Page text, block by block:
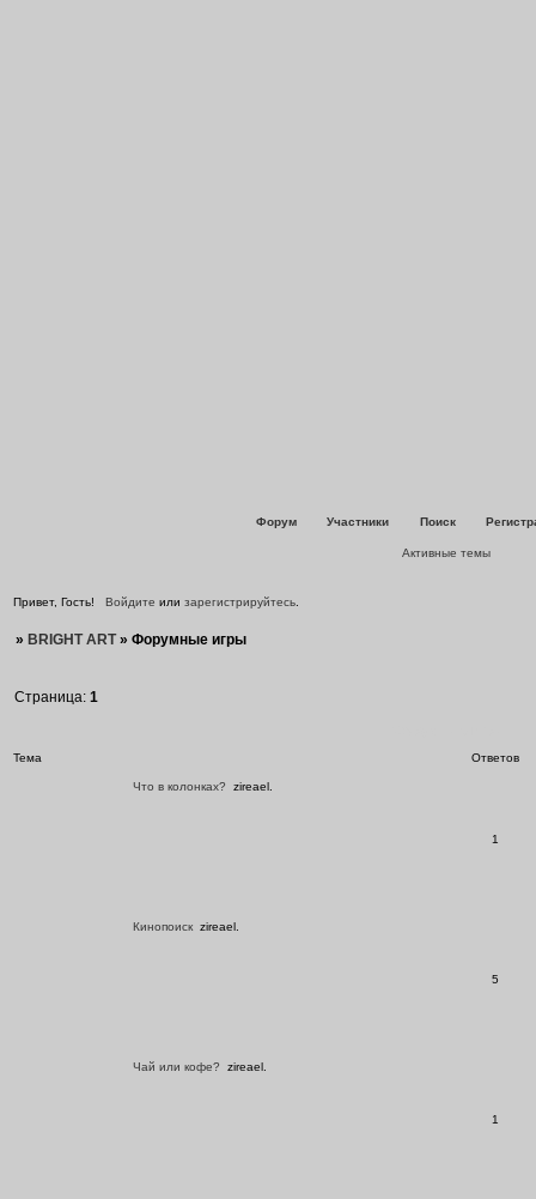
Форум Участники Поиск
Активные темы
Привет, Гость! Войдите или зарегистрируйтесь.
» BRIGHT ART » Форумные игры
Страница: 1
Тема Ответов
Что в колонках? zireael.
1
Кинопоиск zireael.
5
Чай или кофе? zireael.
1